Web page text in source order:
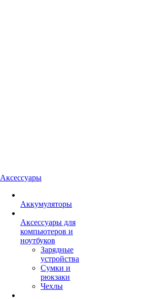
Аксессуары
Аккумуляторы
Аксессуары для
компьютеров и
ноутбуков
Зарядные
устройства
Сумки и
рюкзаки
Чехлы